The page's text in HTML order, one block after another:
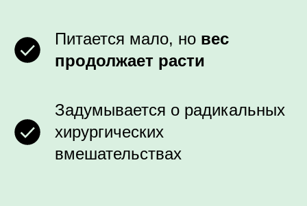
Питается мало, но вес
продолжает расти
Задумывается о радикальных
хирургических
вмешательствах